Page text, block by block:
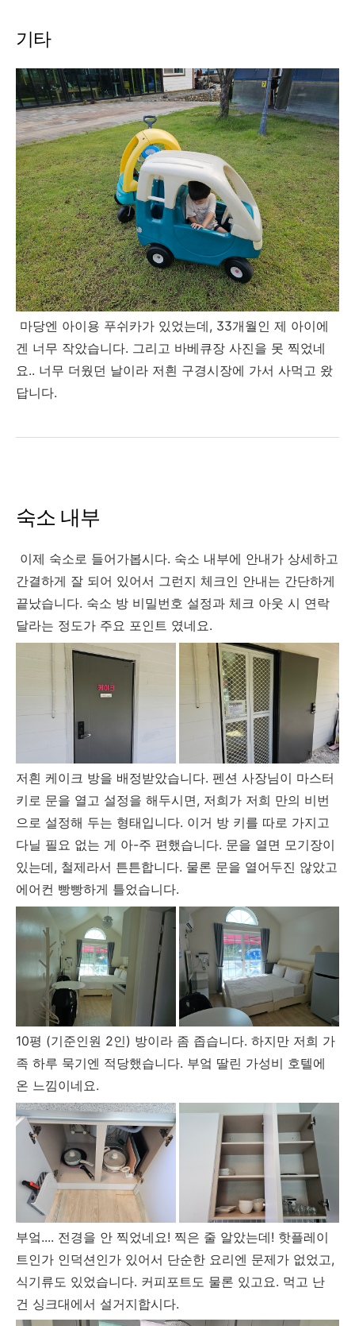
기타
마당엔 아이용 푸쉬카가 있었는데, 33개월인 제 아이에
겐 너무 작았습니다. 그리고 바베큐장 사진을 못 찍었네
요.. 너무 더웠던 날이라 저흰 구경시장에 가서 사먹고 왔
답니다.
숙소 내부
이제 숙소로 들어가봅시다. 숙소 내부에 안내가 상세하고
간결하게 잘 되어 있어서 그런지 체크인 안내는 간단하게
끝났습니다. 숙소 방 비밀번호 설정과 체크 아웃 시 연락
달라는 정도가 주요 포인트 였네요.
저흰 케이크 방을 배정받았습니다. 펜션 사장님이 마스터
키로 문을 열고 설정을 해두시면, 저희가 저희 만의 비번
으로 설정해 두는 형태입니다. 이거 방 키를 따로 가지고
다닐 필요 없는 게 아-주 편했습니다. 문을 열면 모기장이
있는데, 철제라서 튼튼합니다. 물론 문을 열어두진 않았고
에어컨 빵빵하게 틀었습니다.
10평 (기준인원 2인) 방이라 좀 좁습니다. 하지만 저희 가
족 하루 묵기엔 적당했습니다. 부엌 딸린 가성비 호텔에
온 느낌이네요.
부엌.... 전경을 안 찍었네요! 찍은 줄 알았는데! 핫플레이
트인가 인덕션인가 있어서 단순한 요리엔 문제가 없었고,
식기류도 있었습니다. 커피포트도 물론 있고요. 먹고 난
건 싱크대에서 설거지합시다.